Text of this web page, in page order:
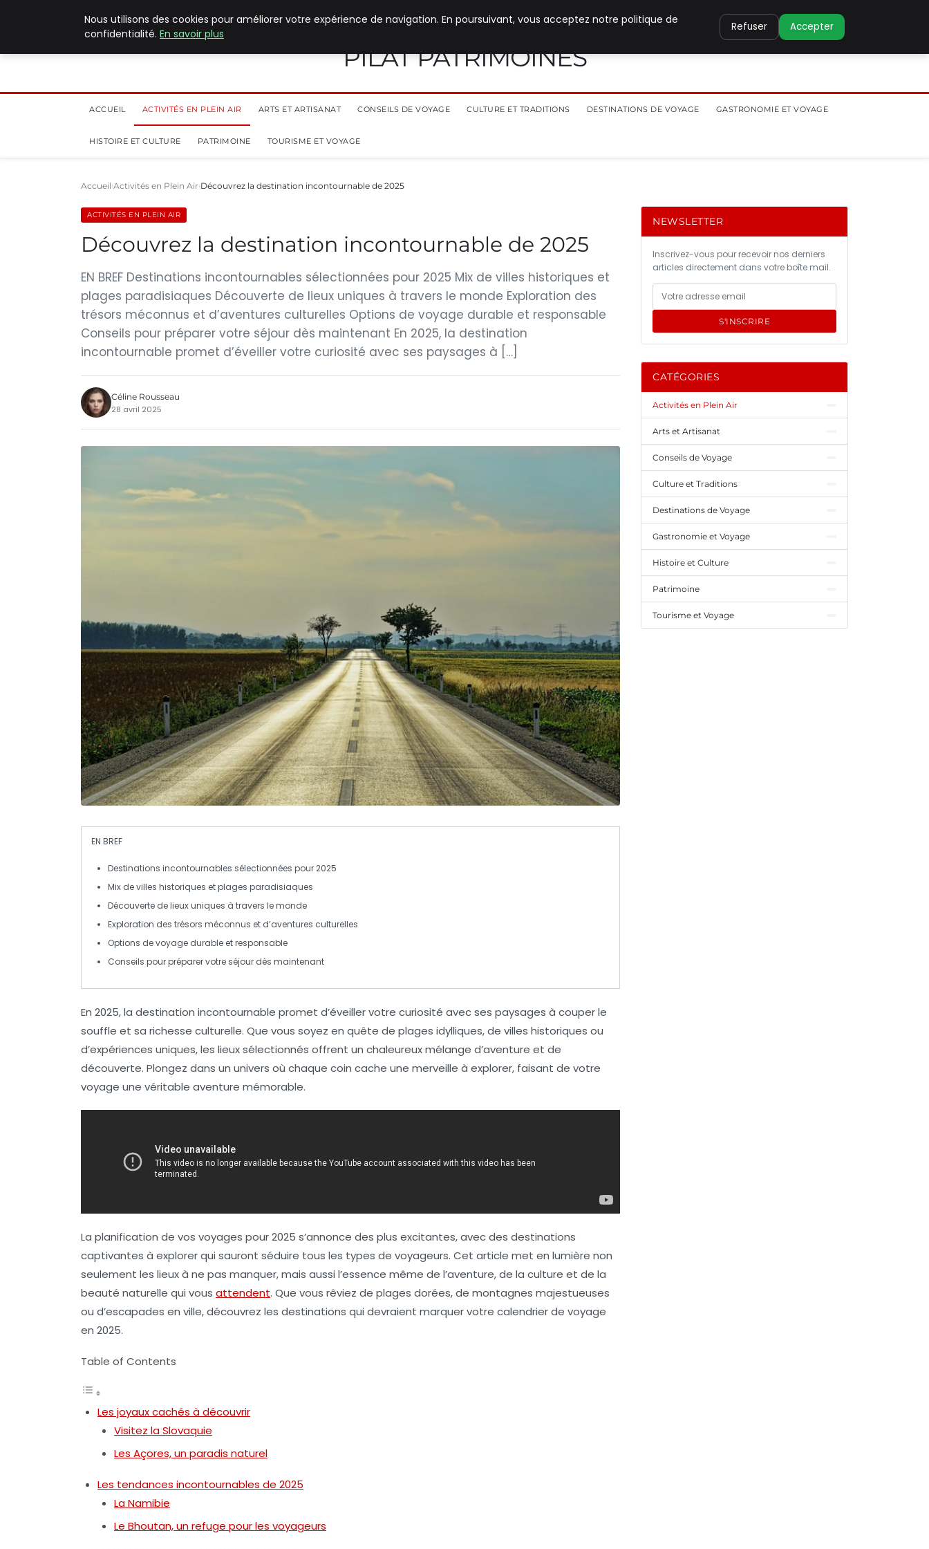
PILAT PATRIMOINES
ACCUEIL ACTIVITÉS EN PLEIN AIR ARTS ET ARTISANAT CONSEILS DE VOYAGE CULTURE ET TRADITIONS DESTINATIONS DE VOYAGE GASTRONOMIE ET VOYAGE
HISTOIRE ET CULTURE PATRIMOINE TOURISME ET VOYAGE
Accueil Activités en Plein Air Découvrez la destination incontournable de 2025
ACTIVITÉS EN PLEIN AIR
Découvrez la destination incontournable de 2025
EN BREF Destinations incontournables sélectionnées pour 2025 Mix de villes historiques et
plages paradisiaques Découverte de lieux uniques à travers le monde Exploration des
trésors méconnus et d’aventures culturelles Options de voyage durable et responsable
Conseils pour préparer votre séjour dès maintenant En 2025, la destination
incontournable promet d’éveiller votre curiosité avec ses paysages à […]
Céline Rousseau
28 avril 2025
EN BREF
Destinations incontournables sélectionnées pour 2025
Mix devilles historiques etplages paradisiaques
Découverte delieux uniques à travers le monde
Exploration des trésors méconnus et d’aventures culturelles
Options devoyage durable et responsable
Conseils pourpréparer votre séjour dès maintenant
En 2025,la destination incontournable promet d’éveiller votre curiosité avec ses paysages à couper le
souffle et sa richesse culturelle. Que vous soyez en quête de plages idylliques, de villes historiques ou
d’expériences uniques, les lieux sélectionnés offrent un chaleureux mélange d’aventure et de
découverte. Plongez dans un univers où chaque coin cache une merveille à explorer, faisant de votre
voyage une véritable aventure mémorable.
La planification de vos voyages pour 2025 s’annonce des plus excitantes, avec des destinations
captivantes à explorer qui sauront séduire tous les types de voyageurs. Cet article met en lumière non
seulement les lieux à ne pas manquer, mais aussi l’essence même de l’aventure, de la culture et de la
beauté naturelle qui vous attendent. Que vous rêviez de plages dorées, de montagnes majestueuses
ou d’escapades en ville, découvrez les destinations qui devraient marquer votre calendrier de voyage
en 2025.
Table of Contents
Les joyaux cachés à découvrir
Visitez la Slovaquie
Les Açores, un paradis naturel
Les tendances incontournables de 2025
La Namibie
Le Bhoutan, un refuge pour les voyageurs
NEWSLETTER
Inscrivez-vous pour recevoir nos derniers
articles directement dans votre boîte mail.
S'INSCRIRE
CATÉGORIES
Activités en Plein Air
Arts et Artisanat
Conseils de Voyage
Culture et Traditions
Destinations de Voyage
Gastronomie et Voyage
Histoire et Culture
Patrimoine
Tourisme et Voyage
Nous utilisons des cookies pour améliorer votre expérience de navigation. En poursuivant, vous acceptez notre politique de
confidentialité. En savoir plus
Refuser Accepter